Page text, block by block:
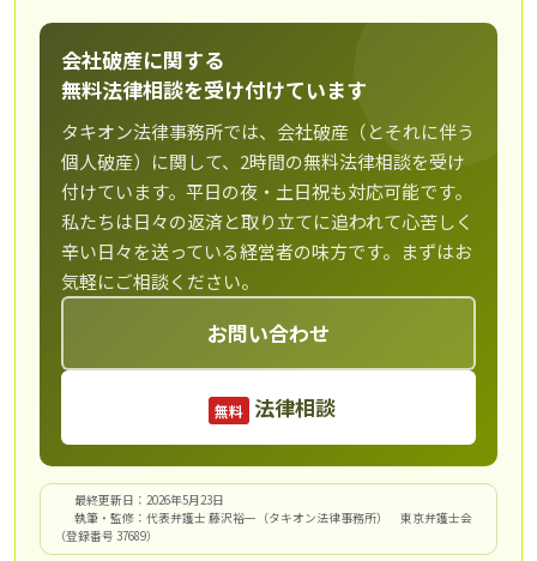
会社破産に関する
無料法律相談を受け付けています
タキオン法律事務所では、会社破産（とそれに伴う
個人破産）に関して、2時間の無料法律相談を受け
付けています。平日の夜・土日祝も対応可能です。
私たちは日々の返済と取り立てに追われて心苦しく
辛い日々を送っている経営者の味方です。まずはお
気軽にご相談ください。
お問い合わせ
無料 法律相談
最終更新日：2026年5月23日
執筆・監修：代表弁護士 藤沢裕一（タキオン法律事務所） 東京弁護士会
（登録番号 37689）